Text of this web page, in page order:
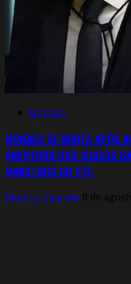
Notícias
MORAES SE IRRITA APÓS
ABERTURA DOS SIGILOS
MINISTROS DO STF.
Markos Zaurelio 8 de